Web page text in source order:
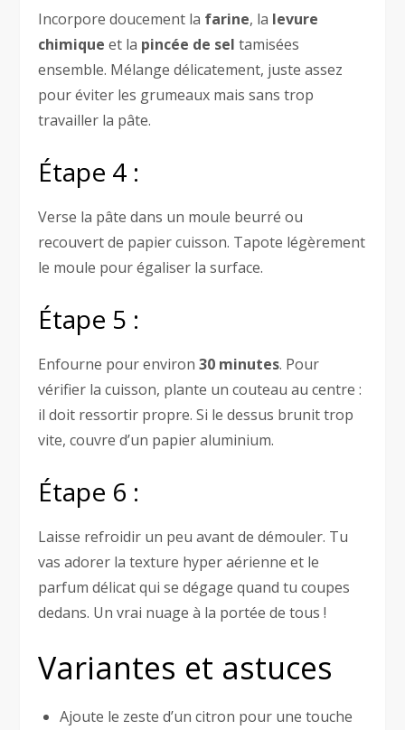
Incorpore doucement la farine, la levure
chimique et la pincée de sel tamisées
ensemble. Mélange délicatement, juste assez
pour éviter les grumeaux mais sans trop
travailler la pâte.
Étape 4 :
Verse la pâte dans un moule beurré ou
recouvert de papier cuisson. Tapote légèrement
le moule pour égaliser la surface.
Étape 5 :
Enfourne pour environ30 minutes. Pour
vérifier la cuisson, plante un couteau au centre :
il doit ressortir propre. Si le dessus brunit trop
vite, couvre d’un papier aluminium.
Étape 6 :
Laisse refroidir un peu avant de démouler. Tu
vas adorer la texture hyper aérienne et le
parfum délicat qui se dégage quand tu coupes
dedans. Un vrai nuage à la portée de tous !
Variantes et astuces
Ajoute le zeste d’un citron pour une touche